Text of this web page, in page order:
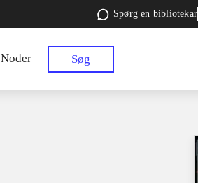
Spørg en bibliotekar
Noder Søg